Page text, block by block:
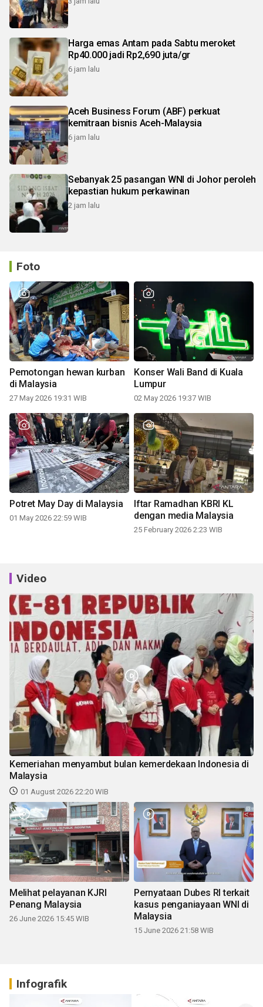
Harga emas Antam pada Sabtu meroket
Rp40.000 jadi Rp2,690 juta/gr
6 jam lalu
Aceh Business Forum (ABF) perkuat
kemitraan bisnis Aceh-Malaysia
6 jam lalu
Sebanyak 25 pasangan WNI di Johor peroleh
kepastian hukum perkawinan
2 jam lalu
Foto
Pemotongan hewan kurban
di Malaysia
27 May 2026 19:31 WIB
Konser Wali Band di Kuala
Lumpur
02 May 2026 19:37 WIB
Potret May Day di Malaysia
01 May 2026 22:59 WIB
Iftar Ramadhan KBRI KL
dengan media Malaysia
25 February 2026 2:23 WIB
Video
Kemeriahan menyambut bulan kemerdekaan Indonesia di
Malaysia
01 August 2026 22:20 WIB
Melihat pelayanan KJRI
Penang Malaysia
26 June 2026 15:45 WIB
Pernyataan Dubes RI terkait
kasus penganiayaan WNI di
Malaysia
15 June 2026 21:58 WIB
Infografik